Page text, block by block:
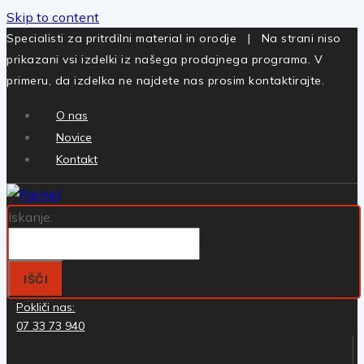
Skip to content
Specialisti za pritrdilni material in orodje | Na strani niso
prikazani vsi izdelki iz našega prodajnega programa. V
primeru, da izdelka ne najdete nas prosim kontaktirajte.
O nas
Novice
Kontakt
Iskanje:
IŠČI
Pokliči nas:
07 33 73 940